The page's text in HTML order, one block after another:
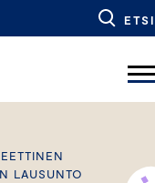
ETSI
LAUSUNTO